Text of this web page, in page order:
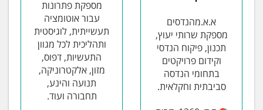
א.א.מהנדסים
מספקת שרותי יעוץ,
תכנון, פיקוח הנדסי
וקידום פרויקטים
בתחומי הנדסה
סביבתית וחקלאית.
מספקת פתרונות
עבור אוטומציה
תעשייתית, לוגיסטית
ותהליכית לכל מגוון
התעשיות, דפוס,
מזון, אלקטרוניקה,
תנועה והינע,
תחבורה ועוד.